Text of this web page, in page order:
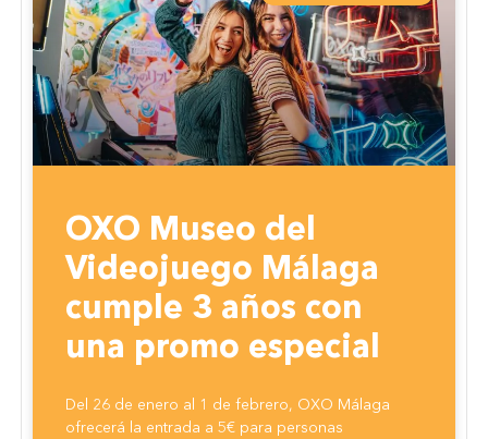
OXO Museo del
Videojuego Málaga
cumple 3 años con
una promo especial
Del 26 de enero al 1 de febrero, OXO Málaga
ofrecerá la entrada a 5€ para personas